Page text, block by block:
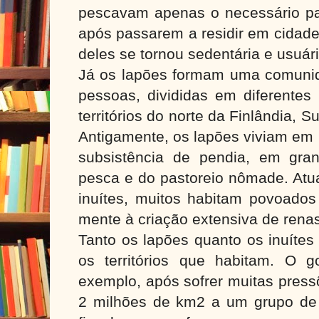
pescavam apenas o necessário
após passarem a residir em
deles se tornou sedentária e
Já os lapões formam uma
pessoas, divididas em
territórios do norte da Finlândia,
Antigamente, os lapões viviam
subsistência de pendia, em
pesca e do pastoreio nômade.
inuítes, muitos habitam
mente à criação extensiva de
Tanto os lapões quanto os
os territórios que habitam. O
exemplo, após sofrer muitas
2 milhões de km2 a um grupo